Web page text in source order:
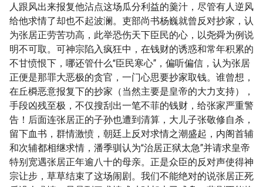
人跟风出来报复他沾点这场瓜分利益的羹汁，尽管有人逆风
给他求情了却也不起波澜。吏部尚书杨巍就曾反对抄家，认
为张居正劳苦功高，此举恐伤天下臣民的心，以尧舜为例说
明不可取。可神宗陷入疯狂中，在钱财的诱惑和常年积累的
不甘愤恨下，哪还管什么“臣民寒心”，偏听偏信，认为张居
正便是那罪大恶极的贪官，一门心思要抄家取钱。谁曾想，
在丘橓恶意报复下的抄家（当然主要是皇帝的大力支持），
手段凶残至极，不仅搜刮出一笔不菲的钱财，给张家严重警
告！后面连张居正的子孙也遭到清算，大儿子张敬修自杀，
留下血书，群情激愤，朝廷上反对求情之潮盛起，内阁首辅
和次辅都相继求情，潘季驯认为“治居正狱太急”并请求皇帝
特别宽遇张居正年逾八十的母亲。正是众臣的反对声使得神
宗让步，草草结束了这场闹剧。我们不能绝对的说张居正死